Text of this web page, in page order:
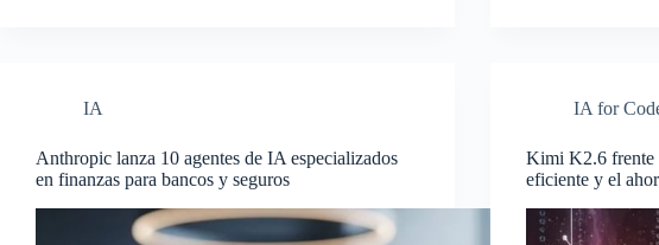
IA
Anthropic lanza 10 agentes de IA especializados
en finanzas para bancos y seguros
IA for
Kimi K2.6 frente
eficiente y el